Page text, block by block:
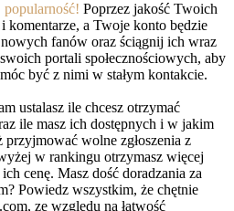
Poprzez jakość Twoich
komentarze, a Twoje konto będzie
fanów oraz ściągnij ich wraz
portali społecznościowych, aby
być z nimi w stałym kontakcie.
ustalasz ile chcesz otrzymać
ile masz ich dostępnych i w jakim
przyjmować wolne zgłoszenia z
w rankingu otrzymasz więcej
cenę. Masz dość doradzania za
Powiedz wszystkim, że chętnie
ze względu na łatwość